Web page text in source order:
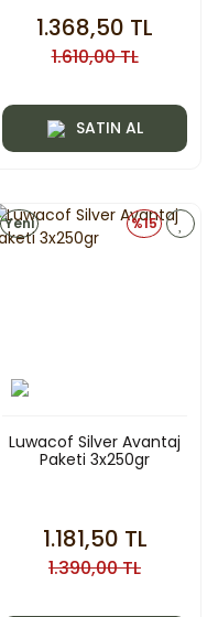
1.368,50 TL
1.610,00 TL
SATIN AL
%15
Yeni
Luwacof Silver Avantaj
Paketi 3x250gr
1.181,50 TL
1.390,00 TL